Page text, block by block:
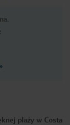
»
plaży w Costa